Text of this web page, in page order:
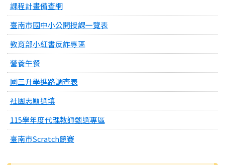
課程計畫備查網
臺南市國中小公開授課一覽表
教育部小紅書反詐專區
營養午餐
國三升學進路調查表
社團志願選填
115學年度代理教師甄選專區
臺南市Scratch競賽